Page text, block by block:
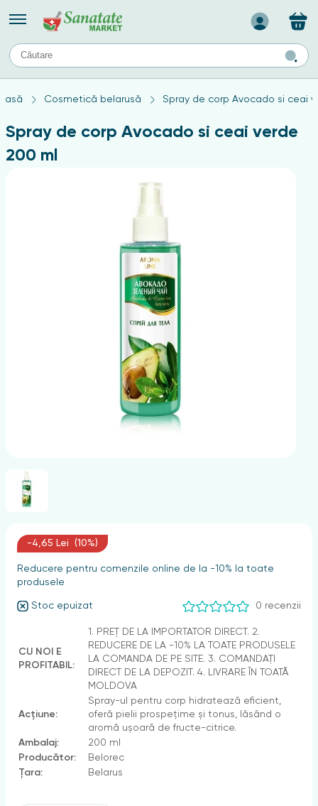
Назад
TIPURI DE TEN
Produse pentru ten mixt
Ten problematic
articulațiilor
Cosmetică belarusă Spray de corp Avocado si ceai
Spray de corp Avocado si ceai verde
200 ml
-4,65 Lei (10%)
Reducere pentru comenzile online de la -10% la toate
produsele
Stoc epuizat 0 recenzii
CU NOI E
PROFITABIL:
1. PREȚ DE LA IMPORTATOR DIRECT. 2.
REDUCERE DE LA -10% LA TOATE PRODUSELE
LA COMANDA DE PE SITE. 3. COMANDAȚI
DIRECT DE LA DEPOZIT. 4. LIVRARE ÎN TOATĂ
MOLDOVA
Acțiune:
Spray-ul pentru corp hidratează eficient,
oferă pielii prospețime și tonus, lăsând o
aromă ușoară de fructe-citrice.
Ambalaj:
200 ml
Producător:
Belorec
Țara:
Belarus